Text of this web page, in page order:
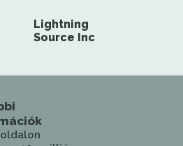
Lightning
Source Inc